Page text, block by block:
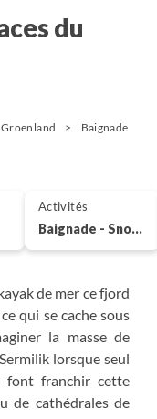
du
Baignade -
de mer ce fjord
qui se cache sous
la masse de
lorsque seul
font franchir cette
de cathédrales de
Activités
Baignade - Snorkeling